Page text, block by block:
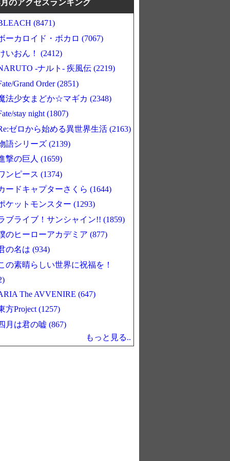
のアクセスランキング
(8471)
ーカロイド・ボカロ (7067)
いおん！ (2412)
-ナルト- 疾風伝 (2219)
Grand Order (2851)
法少女まどか☆マギカ (2348)
stay night (1807)
ゼロから始める異世界生活 (2163)
語シリーズ (2139)
撃の巨人 (1659)
ンピース (1374)
ードキャプターさくら (1644)
ケットモンスター (1293)
ブライブ！サンシャイン!! (1859)
のヒーローアカデミア (877)
の名は (934)
の素晴らしい世界に祝福を！
The AVVENIRE (647)
方Project (1257)
月は君の嘘 (867)
もっと見る..